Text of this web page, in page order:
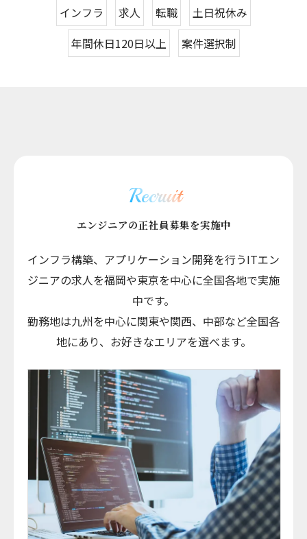
インフラ
求人 転職
土日祝休み
年間休日120日以上
案件選択制
エンジニアの正社員募集を実施中
Recruit
インフラ構築、アプリケーション開発を行うITエン
ジニアの求人を福岡や東京を中心に全国各地で実施
中です。
勤務地は九州を中心に関東や関西、中部など全国各
地にあり、お好きなエリアを選べます。